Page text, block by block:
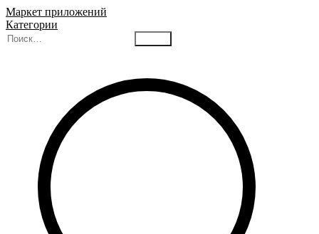
Маркет приложений
Категории